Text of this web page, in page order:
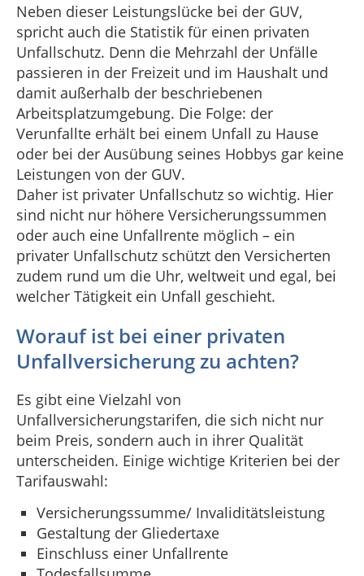
Neben dieser Leistungslücke bei der GUV,
spricht auch die Statistik für einen privaten
Unfallschutz. Denn die Mehrzahl der Unfälle
passieren in der Freizeit und im Haushalt und
damit außerhalb der beschriebenen
Arbeitsplatzumgebung. Die Folge: der
Verunfallte erhält bei einem Unfall zu Hause
oder bei der Ausübung seines Hobbys gar keine
Leistungen von der GUV.
Daher ist privater Unfallschutz so wichtig. Hier
sind nicht nur höhere Versicherungssummen
oder auch eine Unfallrente möglich – ein
privater Unfallschutz schützt den Versicherten
zudem rund um die Uhr, weltweit und egal, bei
welcher Tätigkeit ein Unfall geschieht.
Worauf ist bei einer privaten
Unfallversicherung zu achten?
Es gibt eine Vielzahl von
Unfallversicherungstarifen, die sich nicht nur
beim Preis, sondern auch in ihrer Qualität
unterscheiden. Einige wichtige Kriterien bei der
Tarifauswahl:
Versicherungssumme/ Invaliditätsleistung
Gestaltung der Gliedertaxe
Einschluss einer Unfallrente